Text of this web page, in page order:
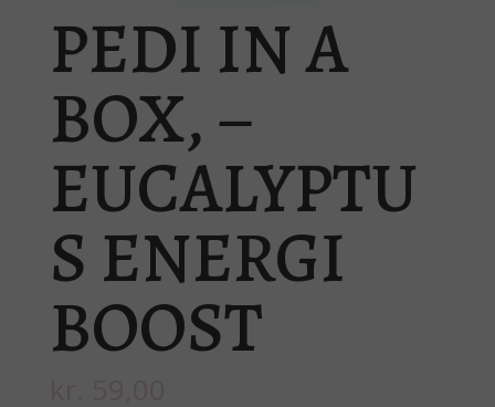
PEDI IN A
BOX, –
EUCALYPTU
S ENERGI
BOOST